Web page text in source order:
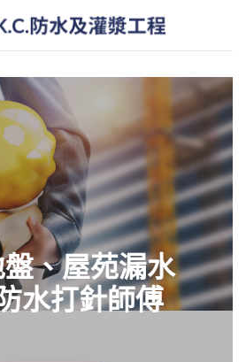
、屋苑漏水
水打針師傅